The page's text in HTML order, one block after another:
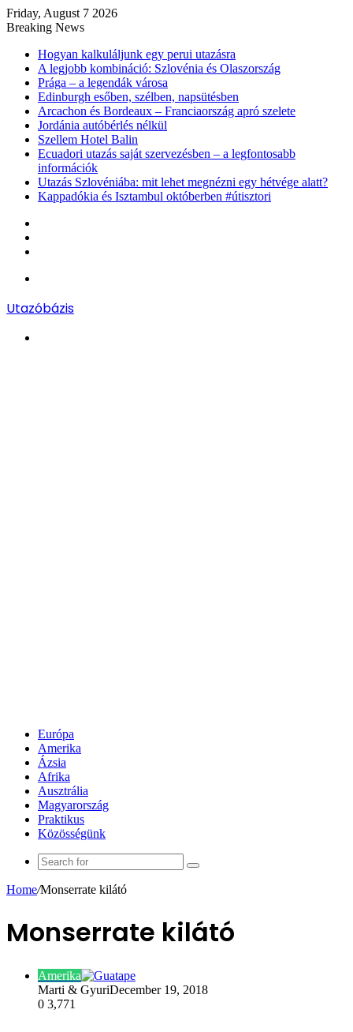
Friday, August 7 2026
Breaking News
Hogyan kalkuláljunk egy perui utazásra
A legjobb kombináció: Szlovénia és Olaszország
Prága – a legendák városa
Edinburgh esőben, szélben, napsütésben
Arcachon és Bordeaux – Franciaország apró szelete
Jordánia autóbérlés nélkül
Szellem Hotel Balin
Ecuadori utazás saját szervezésben – a legfontosabb
információk
Utazás Szlovéniába: mit lehet megnézni egy hétvége alatt?
Kappadókia és Isztambul októberben #útisztori
Utazóbázis
Európa
Amerika
Ázsia
Afrika
Ausztrália
Magyarország
Praktikus
Közösségünk
Search
Home/Monserrate kilátó
Monserrate kilátó
Amerika
Marti & GyuriDecember 19, 2018
0 3,771